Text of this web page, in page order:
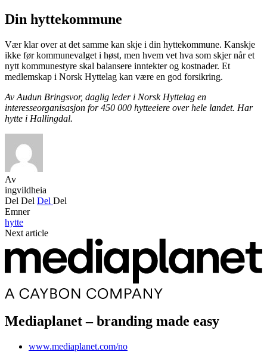
Din hyttekommune
Vær klar over at det samme kan skje i din hyttekommune. Kanskje
ikke før kommunevalget i høst, men hvem vet hva som skjer når et
nytt kommunestyre skal balansere inntekter og kostnader. Et
medlemskap i Norsk Hyttelag kan være en god forsikring.
Av Audun Bringsvor, daglig leder i Norsk Hyttelag en
interesseorganisasjon for 450 000 hytteeiere over hele landet. Har
hytte i Hallingdal.
Av
ingvildheia
Del Del Del Del
Emner
hytte
Next article
Mediaplanet – branding made easy
www.mediaplanet.com/no